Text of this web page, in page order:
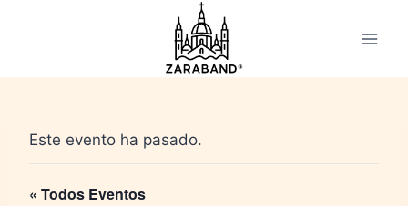
Este evento ha pasado.
« Todos Eventos